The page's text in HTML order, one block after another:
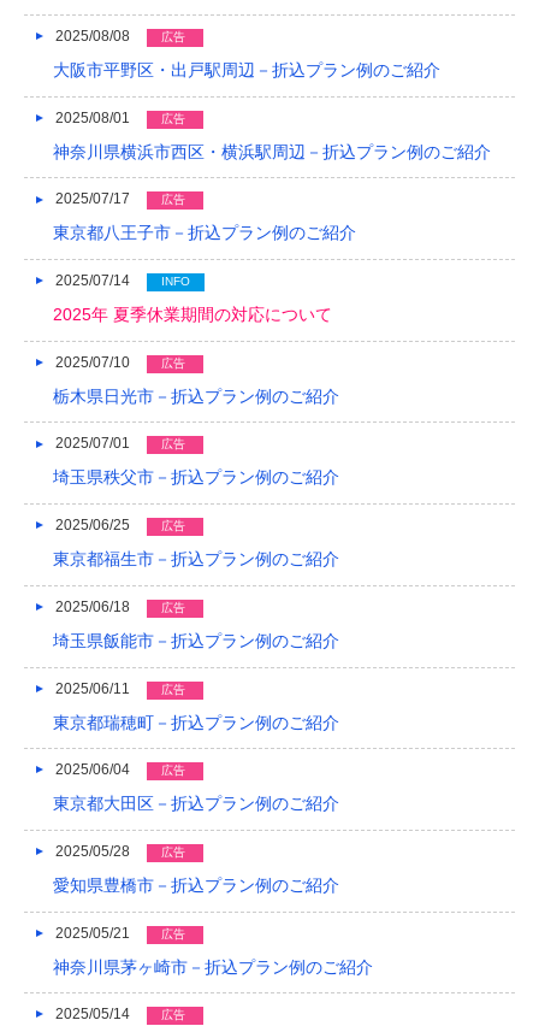
2017/05
2017/04
2017/03
2016/12
2016/11
2016/09
2016/08
2016/07
2016/06
2016/03
2016/02
2016/01
2015/12
2015/11
2015/10
2015/08
2025/08/08 広告
大阪市平野区・出戸駅周辺－折込プラン例のご紹介
2025/08/01 広告
神奈川県横浜市西区・横浜駅周辺－折込プラン例のご紹介
2025/07/17 広告
東京都八王子市－折込プラン例のご紹介
2025/07/14 INFO
2025年 夏季休業期間の対応について
2025/07/10 広告
栃木県日光市－折込プラン例のご紹介
2025/07/01 広告
埼玉県秩父市－折込プラン例のご紹介
2025/06/25 広告
東京都福生市－折込プラン例のご紹介
2025/06/18 広告
埼玉県飯能市－折込プラン例のご紹介
2025/06/11 広告
東京都瑞穂町－折込プラン例のご紹介
2025/06/04 広告
東京都大田区－折込プラン例のご紹介
2025/05/28 広告
愛知県豊橋市－折込プラン例のご紹介
2025/05/21 広告
神奈川県茅ヶ崎市－折込プラン例のご紹介
2025/05/14 広告